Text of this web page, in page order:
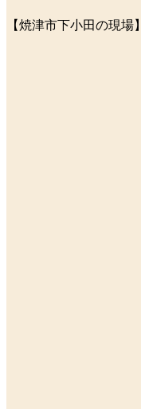
【焼津市下小田の現場】